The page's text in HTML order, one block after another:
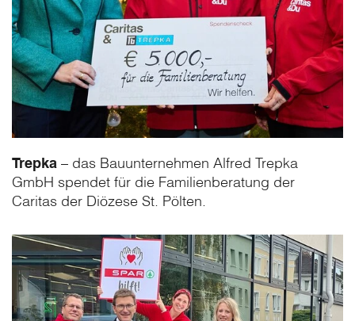
Trepka – das Bauunternehmen Alfred Trepka
GmbH spendet für die Familienberatung der
Caritas der Diözese St. Pölten.